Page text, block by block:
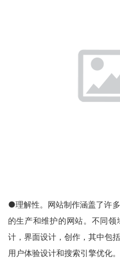
●理解性。网站制作涵盖了许
的生产和维护的网站。不同
计，界面设计，创作，其中包
用户体验设计和搜索引擎优化